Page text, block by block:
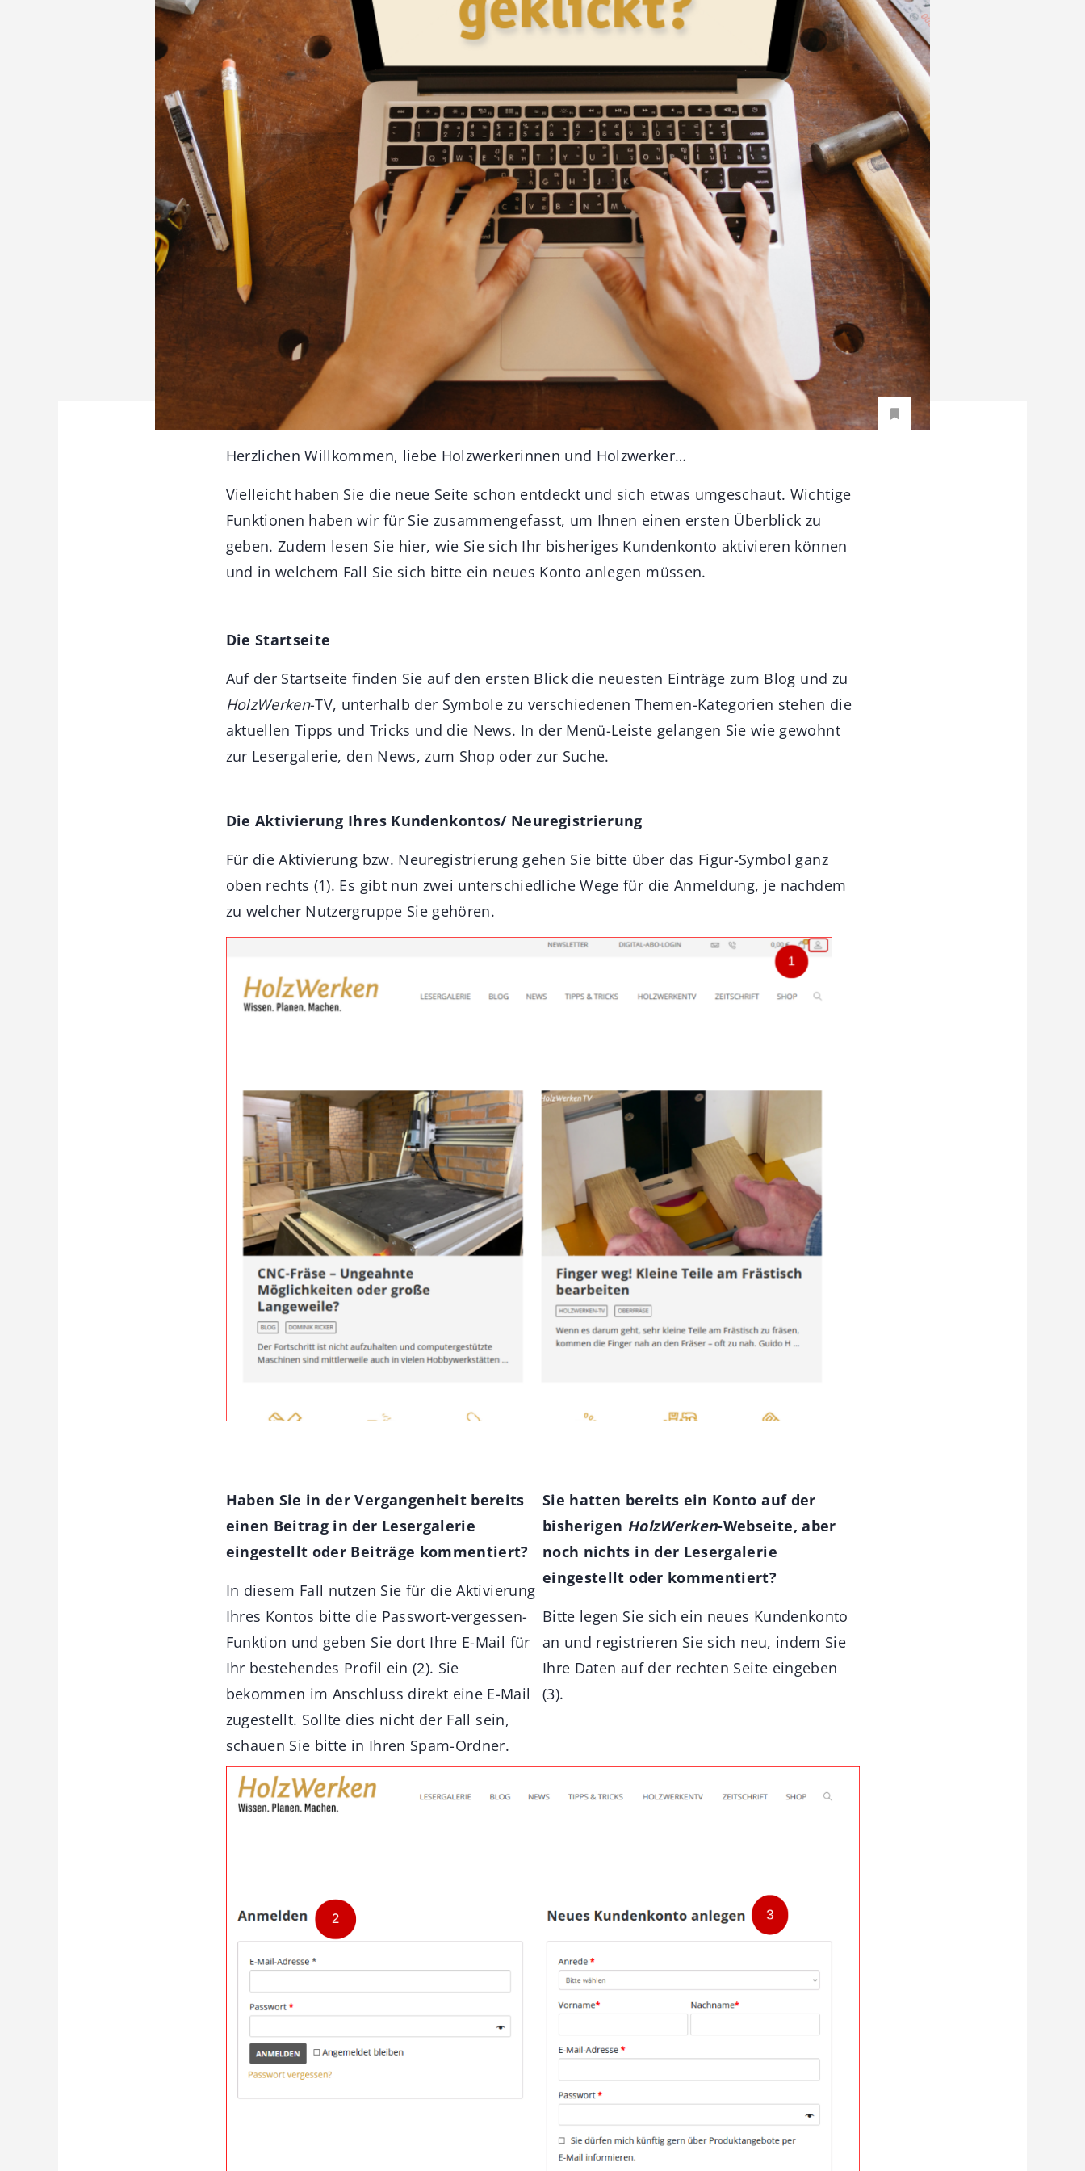
Herzlichen Willkommen, liebe Holzwerkerinnen und Holzwerker…
Vielleicht haben Sie die neue Seite schon entdeckt und sich etwas umgeschaut. Wichtige
Funktionen haben wir für Sie zusammengefasst, um Ihnen einen ersten Überblick zu
geben. Zudem lesen Sie hier, wie Sie sich Ihr bisheriges Kundenkonto aktivieren können
und in welchem Fall Sie sich bitte ein neues Konto anlegen müssen.
Die Startseite
Auf der Startseite finden Sie auf den ersten Blick die neuesten Einträge zum Blog und zu
HolzWerken-TV, unterhalb der Symbole zu verschiedenen Themen-Kategorien stehen die
aktuellen Tipps und Tricks und die News. In der Menü-Leiste gelangen Sie wie gewohnt
zur Lesergalerie, den News, zum Shop oder zur Suche.
Die Aktivierung Ihres Kundenkontos/ Neuregistrierung
Für die Aktivierung bzw. Neuregistrierung gehen Sie bitte über das Figur-Symbol ganz
oben rechts (1). Es gibt nun zwei unterschiedliche Wege für die Anmeldung, je nachdem
zu welcher Nutzergruppe Sie gehören.
Haben Sie in der Vergangenheit bereits
einen Beitrag in der Lesergalerie
eingestellt oder Beiträge kommentiert?
In diesem Fall nutzen Sie für die Aktivierung
Ihres Kontos bitte die Passwort-vergessen-
Funktion und geben Sie dort Ihre E-Mail für
Ihr bestehendes Profil ein (2). Sie
bekommen im Anschluss direkt eine E-Mail
zugestellt. Sollte dies nicht der Fall sein,
schauen Sie bitte in Ihren Spam-Ordner.
Sie hatten bereits ein Konto auf der
bisherigen HolzWerken-Webseite, aber
noch nichts in der Lesergalerie
eingestellt oder kommentiert?
Bitte legen Sie sich ein neues Kundenkonto
an und registrieren Sie sich neu, indem Sie
Ihre Daten auf der rechten Seite eingeben
(3).